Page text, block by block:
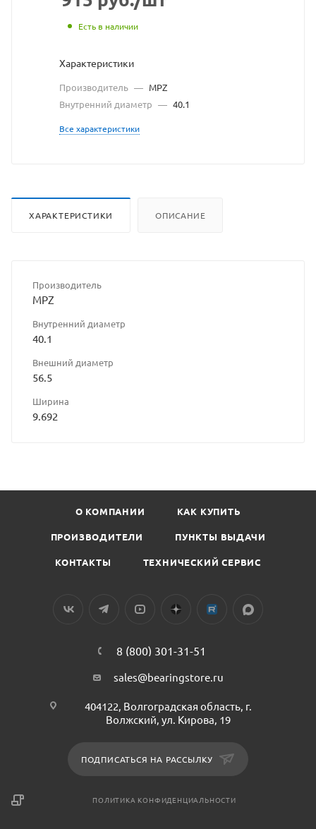
Есть в наличии
Характеристики
Производитель — MPZ
Внутренний диаметр — 40.1
Все характеристики
ХАРАКТЕРИСТИКИ ОПИСАНИЕ
Производитель
MPZ
Внутренний диаметр
40.1
Внешний диаметр
56.5
Ширина
9.692
О КОМПАНИИ КАК КУПИТЬ
ПРОИЗВОДИТЕЛИ ПУНКТЫ ВЫДАЧИ
КОНТАКТЫ ТЕХНИЧЕСКИЙ СЕРВИС
8 (800) 301-31-51
sales@bearingstore.ru
404122, Волгоградская область, г.
Волжский, ул. Кирова, 19
ПОДПИСАТЬСЯ НА РАССЫЛКУ
ПОЛИТИКА КОНФИДЕНЦИАЛЬНОСТИ